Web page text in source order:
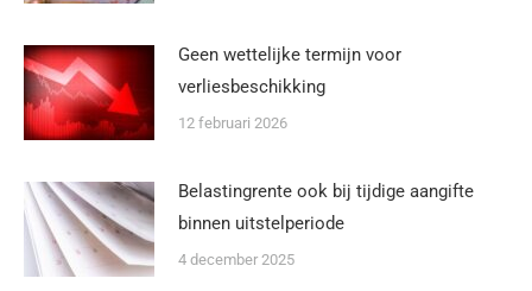
Geen wettelijke termijn voor
verliesbeschikking
12 februari 2026
Belastingrente ook bij tijdige aangifte
binnen uitstelperiode
4 december 2025